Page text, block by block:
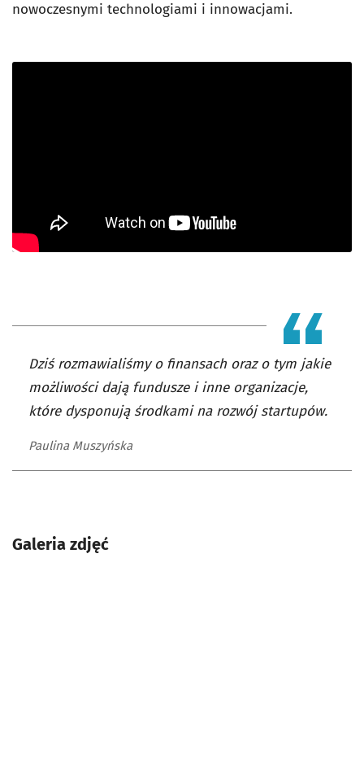
nowoczesnymi technologiami i innowacjami.
Dziś rozmawialiśmy o finansach oraz o tym jakie
możliwości dają fundusze i inne organizacje,
które dysponują środkami na rozwój startupów.
Paulina Muszyńska
Galeria zdjęć